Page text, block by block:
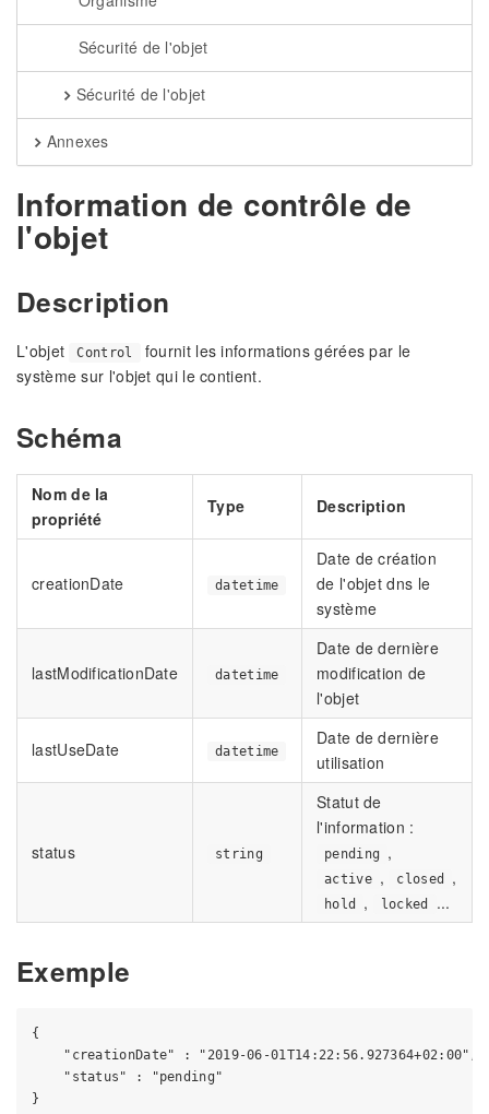
Sécurité de l'objet
Sécurité de l'objet
Annexes
Information de contrôle de
l'objet
Description
L'objet Control
fournit les informations gérées par le
système sur l'objet qui le contient.
Schéma
Nom de la
propriété
Type Description
creationDate datetime
Date de création
de l'objet dns le
système
lastModificationDate datetime
Date de dernière
modification de
l'objet
lastUseDate datetime
Date de dernière
utilisation
status string
Statut de
l'information :
pending ,
active , closed ,
hold , locked ...
Exemple
{
    "creationDate" : "2019-06-01T14:22:56.927364+02:00",
    "status" : "pending"